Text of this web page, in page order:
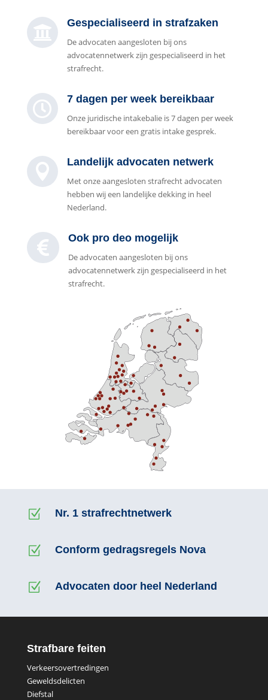
 Gespecialiseerd in strafzaken
De advocaten aangesloten bij ons
advocatennetwerk zijn gespecialiseerd in het
strafrecht.
 7 dagen per week bereikbaar
Onze juridische intakebalie is 7 dagen per week
bereikbaar voor een gratis intake gesprek.
 Landelijk advocaten netwerk
Met onze aangesloten strafrecht advocaten
hebben wij een landelijke dekking in heel
Nederland.
 Ook pro deo mogelijk
De advocaten aangesloten bij ons
advocatennetwerk zijn gespecialiseerd in het
strafrecht.
Z Nr. 1 strafrechtnetwerk
Z Conform gedragsregels Nova
Z Advocaten door heel Nederland
Strafbare feiten
Verkeersovertredingen
Geweldsdelicten
Diefstal